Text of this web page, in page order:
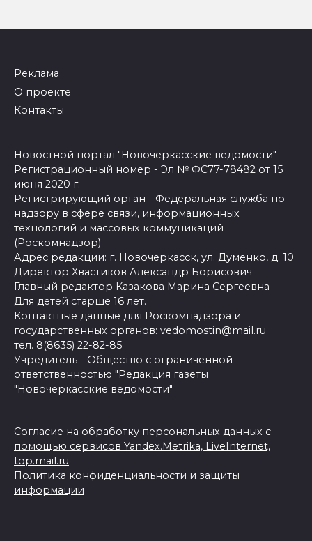
Реклама
О проекте
Контакты
Новостной портал "Новочеркасские ведомости"
Регистрационный номер - Эл № ФС77-78482 от 15
июня 2020 г.
Регистрирующий орган - Федеральная служба по
надзору в сфере связи, информационных
технологий и массовых коммуникаций
(Роскомнадзор)
Адрес редакции: г. Новочеркасск, ул. Думенко, д. 10
Директор Хвастиков Александр Борисович
Главный редактор Казакова Марина Сергеевна
Для детей старше 16 лет.
Контактные данные для Роскомнадзора и
государственных органов: vedomostin@mail.ru
тел. 8(8635) 22-82-85
Учредитель - Общество с ограниченной
ответственностью "Редакция газеты
"Новочеркасские ведомости"
Согласие на обработку персональных данных с
помощью сервисов Yandex.Metrika, LiveInternet,
top.mail.ru
Политика конфиденциальности и защиты
информации